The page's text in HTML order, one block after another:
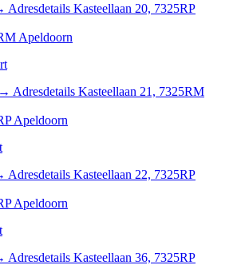
Adresdetails Kasteellaan 20, 7325RP
Apeldoorn
→ Adresdetails Kasteellaan 21, 7325RM
Apeldoorn
Adresdetails Kasteellaan 22, 7325RP
Apeldoorn
Adresdetails Kasteellaan 36, 7325RP